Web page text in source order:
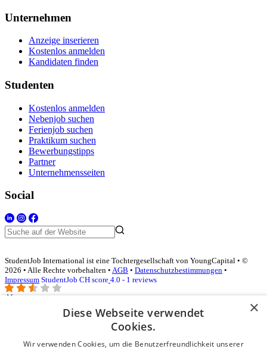
Unternehmen
Anzeige inserieren
Kostenlos anmelden
Kandidaten finden
Studenten
Kostenlos anmelden
Nebenjob suchen
Ferienjob suchen
Praktikum suchen
Bewerbungstipps
Partner
Unternehmensseiten
Social
StudentJob International ist eine Tochtergesellschaft von YoungCapital • ©
2026 • Alle Rechte vorbehalten • AGB • Datenschutzbestimmungen •
Impressum StudentJob CH score 4.0 - 1 reviews
Login für Unternehmen
E-Mail*
×
Diese Webseite verwendet
Cookies.
Wir verwenden Cookies, um die Benutzerfreundlichkeit unserer